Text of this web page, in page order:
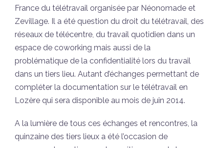
France du télétravail organisée par Néonomade et
Zevillage. Il a été question du droit du télétravail, des
réseaux de télécentre, du travail quotidien dans un
espace de coworking mais aussi de la
problématique de la confidentialité lors du travail
dans un tiers lieu. Autant d’échanges permettant de
compléter la documentation sur le télétravail en
Lozère qui sera disponible au mois de juin 2014.
A la lumière de tous ces échanges et rencontres, la
quinzaine des tiers lieux a été l’occasion de